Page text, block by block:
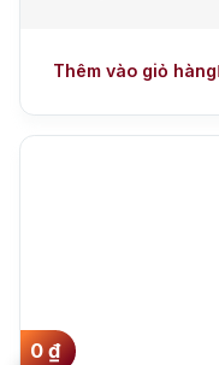
Thêm vào giỏ hàng
0₫